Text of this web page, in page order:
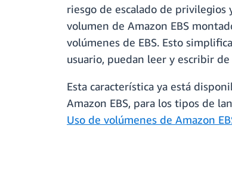
riesgo de escalado de
volumen de Amazon EBS
volúmenes de EBS. Esto
usuario, puedan leer y escribir
Esta característica ya está
Amazon EBS, para los tipos de
Uso de volúmenes de Amazon